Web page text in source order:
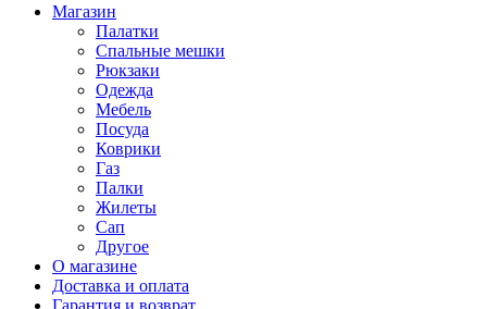
Магазин
Палатки
Спальные мешки
Рюкзаки
Одежда
Мебель
Посуда
Коврики
Газ
Палки
Жилеты
Сап
Другое
О магазине
Доставка и оплата
Гарантия и возврат